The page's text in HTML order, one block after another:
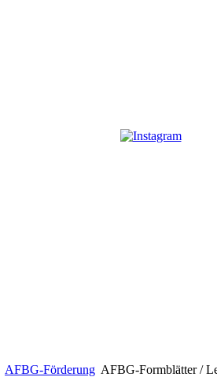
AFBG-Förderung AFBG-Formblätter /